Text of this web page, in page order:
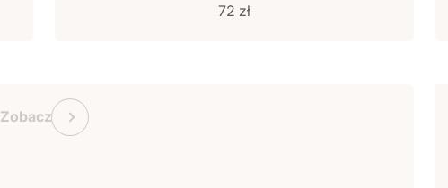
Cena sprzedaży
72 zł
ZobaczPoprzedni